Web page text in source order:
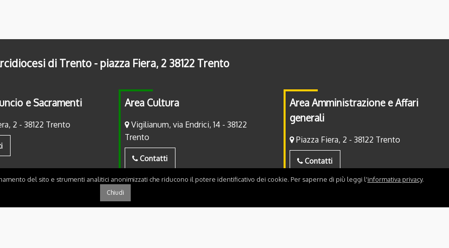
di Trento - piazza Fiera, 2 38122 Trento
e Sacramenti
2 - 38122 Trento
Area Cultura
Vigilianum, via Endrici, 14 - 38122
Trento
Contatti
Area Amministrazione e Affari
generali
Piazza Fiera, 2 - 38122 Trento
Contatti
del sito e strumenti analitici anonimizzati che riducono il potere identificativo dei cookie. Per saperne di più leggi l'informativa privacy.
Chiudi